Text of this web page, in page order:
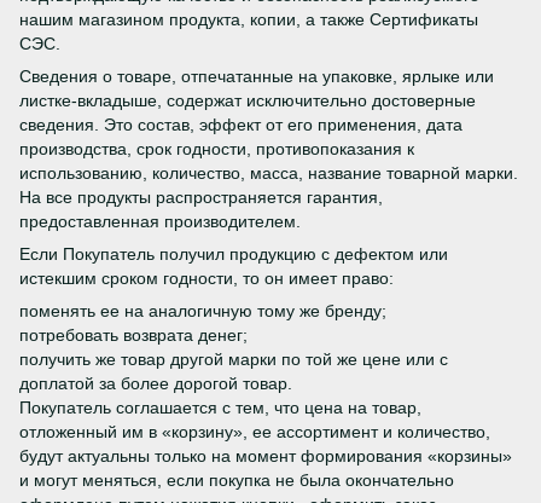
нашим магазином продукта, копии, а также Сертификаты
СЭС.
Сведения о товаре, отпечатанные на упаковке, ярлыке или
листке-вкладыше, содержат исключительно достоверные
сведения. Это состав, эффект от его применения, дата
производства, срок годности, противопоказания к
использованию, количество, масса, название товарной марки.
На все продукты распространяется гарантия,
предоставленная производителем.
Если Покупатель получил продукцию с дефектом или
истекшим сроком годности, то он имеет право:
поменять ее на аналогичную тому же бренду;
потребовать возврата денег;
получить же товар другой марки по той же цене или с
доплатой за более дорогой товар.
Покупатель соглашается с тем, что цена на товар,
отложенный им в «корзину», ее ассортимент и количество,
будут актуальны только на момент формирования «корзины»
и могут меняться, если покупка не была окончательно